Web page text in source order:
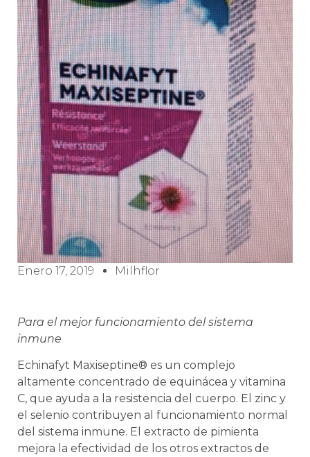
Enero 17, 2019 Milhflor
Para el mejor funcionamiento del sistema
inmune
Echinafyt Maxiseptine® es un complejo
altamente concentrado de equinácea y vitamina
C, que ayuda a la resistencia del cuerpo. El zinc y
el selenio contribuyen al funcionamiento normal
del sistema inmune. El extracto de pimienta
mejora la efectividad de los otros extractos de